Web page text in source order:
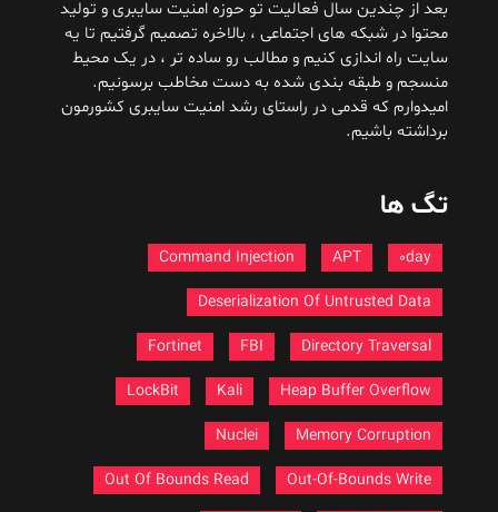
بعد از چندین سال فعالیت تو حوزه امنیت سایبری و تولید
محتوا در شبکه های اجتماعی ، بالاخره تصمیم گرفتیم تا یه
سایت راه اندازی کنیم و مطالب رو ساده تر ، در یک محیط
منسجم و طبقه بندی شده به دست مخاطب برسونیم.
امیدوارم که قدمی در راستای رشد امنیت سایبری کشورمون
برداشته باشیم.
تگ ها
Command Injection
Deserialization Of Untrusted Data
Directory Traversal
Fortinet
Heap Buffer Overflow
LockBit
Memory Corruption
Nuclei
Out-Of-Bounds Write
Out Of Bounds Read